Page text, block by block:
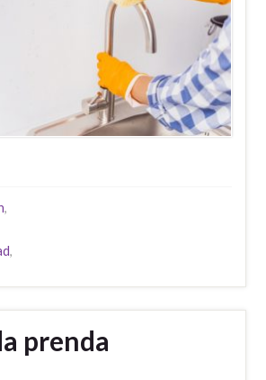
,
,
prenda